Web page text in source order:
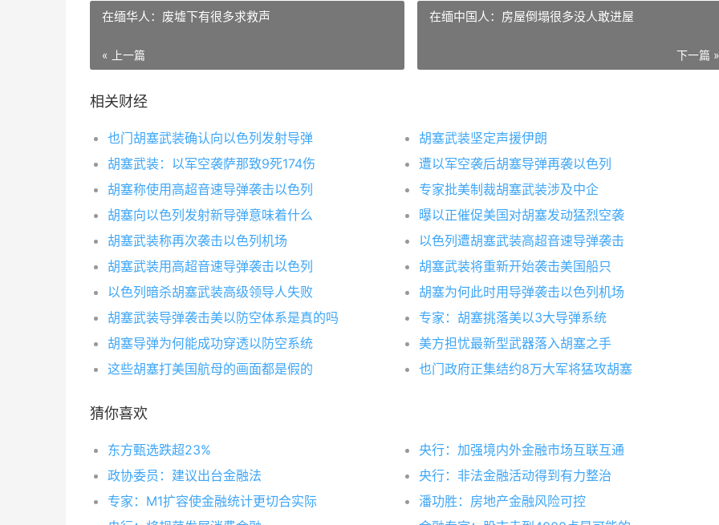
在缅华人：废墟下有很多求救声
« 上一篇
在缅中国人：房屋倒塌很多没人敢进屋
下一篇 »
相关财经
也门胡塞武装确认向以色列发射导弹
胡塞武装坚定声援伊朗
胡塞武装：以军空袭萨那致9死174伤
遭以军空袭后胡塞导弹再袭以色列
胡塞称使用高超音速导弹袭击以色列
专家批美制裁胡塞武装涉及中企
胡塞向以色列发射新导弹意味着什么
曝以正催促美国对胡塞发动猛烈空袭
胡塞武装称再次袭击以色列机场
以色列遭胡塞武装高超音速导弹袭击
胡塞武装用高超音速导弹袭击以色列
胡塞武装将重新开始袭击美国船只
以色列暗杀胡塞武装高级领导人失败
胡塞为何此时用导弹袭击以色列机场
胡塞武装导弹袭击美以防空体系是真的吗
专家：胡塞挑落美以3大导弹系统
胡塞导弹为何能成功穿透以防空系统
美方担忧最新型武器落入胡塞之手
这些胡塞打美国航母的画面都是假的
也门政府正集结约8万大军将猛攻胡塞
猜你喜欢
东方甄选跌超23%
央行：加强境内外金融市场互联互通
政协委员：建议出台金融法
央行：非法金融活动得到有力整治
专家：M1扩容使金融统计更切合实际
潘功胜：房地产金融风险可控